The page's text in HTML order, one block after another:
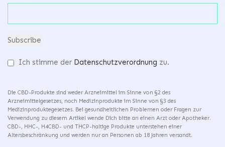
Ich stimme der Datenschutzverordnung zu.
Die CBD-Produkte sind weder Arzneimittel im Sinne von §2 des
Arzneimittelgesetzes, noch Medizinprodukte im Sinne von §3 des
Medizinproduktegesetzes. Bei gesundheitlichen Problemen oder Fragen zur
Verwendung zu diesem Artikel wende Dich bitte an einen Arzt oder Apotheker.
CBD-, HHC-, H4CBD- und THCP-haltige Produkte unterstehen einer
Altersbeschränkung und werden nur an Personen ab 18 Jahren versandt.